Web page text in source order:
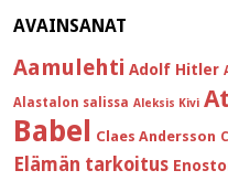
AVAINSANAT
Aamulehti Adolf Hitler
Alastalon salissa Aleksis Kivi
Babel Claes Andersson
Elämän tarkoitus